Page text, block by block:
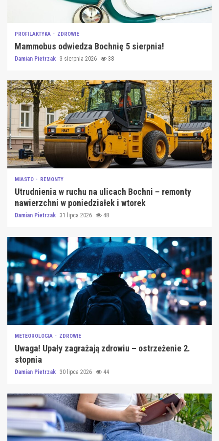
PROFILAKTYKA ZDROWIE
Mammobus odwiedza Bochnię 5 sierpnia!
Damian Pietrzak 3 sierpnia 2026 38
MIASTO REMONTY
Utrudnienia w ruchu na ulicach Bochni – remonty
nawierzchni w poniedziałek i wtorek
Damian Pietrzak 31 lipca 2026 48
METEOROLOGIA ZDROWIE
Uwaga! Upały zagrażają zdrowiu – ostrzeżenie 2.
stopnia
Damian Pietrzak 30 lipca 2026 44